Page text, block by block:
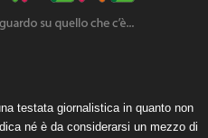
testata giornalistica in quanto non
né è da considerarsi un mezzo di